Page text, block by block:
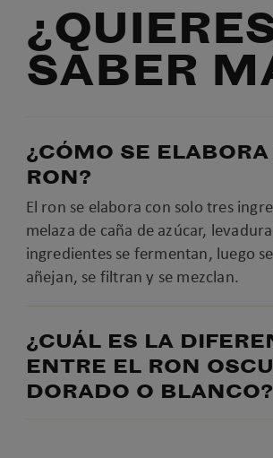
SABER
¿CÓMO SE ELABORA
RON?
El ron se elabora con solo tres
melaza de caña de azúcar,
ingredientes se fermentan, luego
añejan, se filtran y se mezclan.
¿CUÁL ES LA
ENTRE EL RON
DORADO O BLANCO?